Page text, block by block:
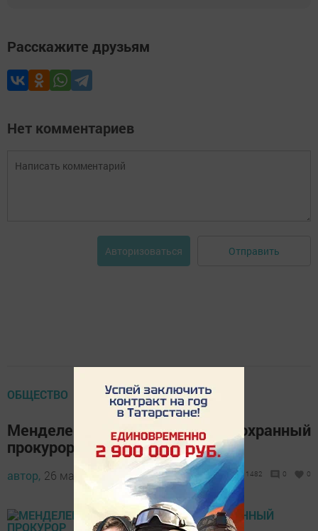
Расскажите друзьям
Нет комментариев
Авторизоваться Отправить
ОБЩЕСТВО
Менделеевцев примет природоохранный
прокурор
автор, 26 мая 2016 - 07:53 1482 0 0